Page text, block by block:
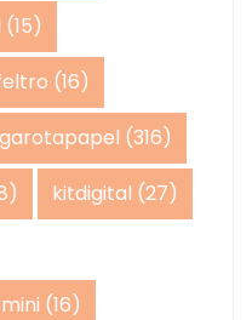
(15)
(16)
garotapapel (316)
kitdigital (27)
mini (16)